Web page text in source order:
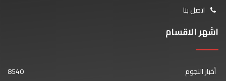
اتصل بنا
اشهر الاقسام
أخبار النجوم
8540